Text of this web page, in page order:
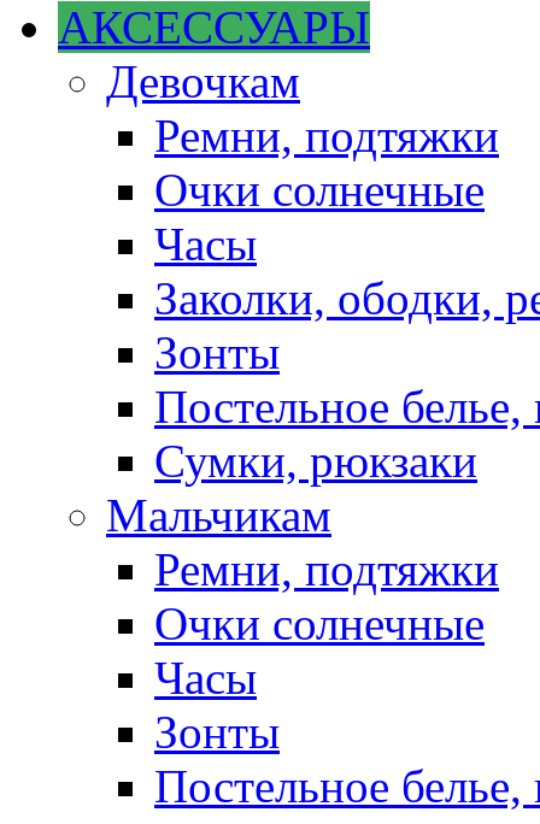
АКСЕССУАРЫ
Девочкам
Ремни, подтяжки
Очки солнечные
Часы
Заколки, ободки,
Зонты
Постельное белье,
Сумки, рюкзаки
Мальчикам
Ремни, подтяжки
Очки солнечные
Часы
Зонты
Постельное белье,